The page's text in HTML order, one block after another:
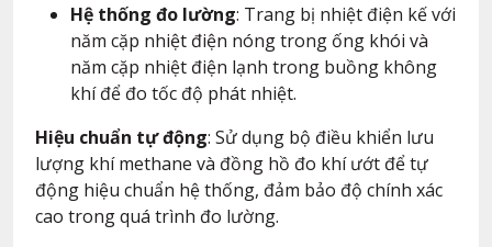
Hệ thống đo lường: Trang bị nhiệt điện kế với
năm cặp nhiệt điện nóng trong ống khói và
năm cặp nhiệt điện lạnh trong buồng không
khí để đo tốc độ phát nhiệt.
Hiệu chuẩn tự động: Sử dụng bộ điều khiển lưu
lượng khí methane và đồng hồ đo khí ướt để tự
động hiệu chuẩn hệ thống, đảm bảo độ chính xác
cao trong quá trình đo lường.